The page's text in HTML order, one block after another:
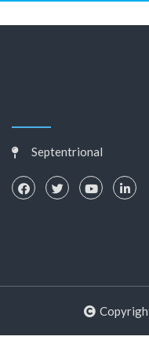
Septentrional